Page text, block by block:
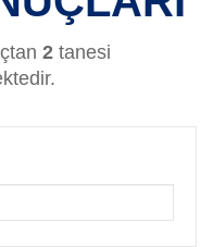
2tanesi